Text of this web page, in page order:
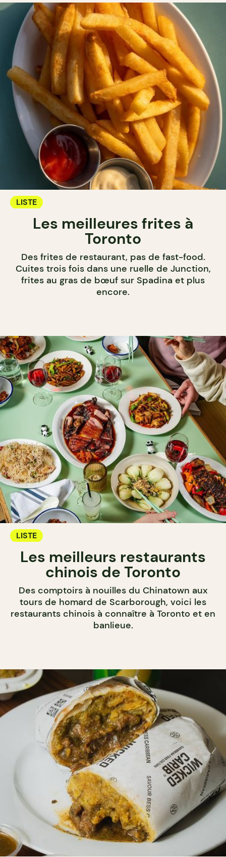
LISTE
Les meilleures frites à
Toronto
Des frites de restaurant, pas de fast-food.
Cuites trois fois dans une ruelle de Junction,
frites au gras de bœuf sur Spadina et plus
encore.
LISTE
Les meilleurs restaurants
chinois de Toronto
Des comptoirs à nouilles du Chinatown aux
tours de homard de Scarborough, voici les
restaurants chinois à connaître à Toronto et en
banlieue.